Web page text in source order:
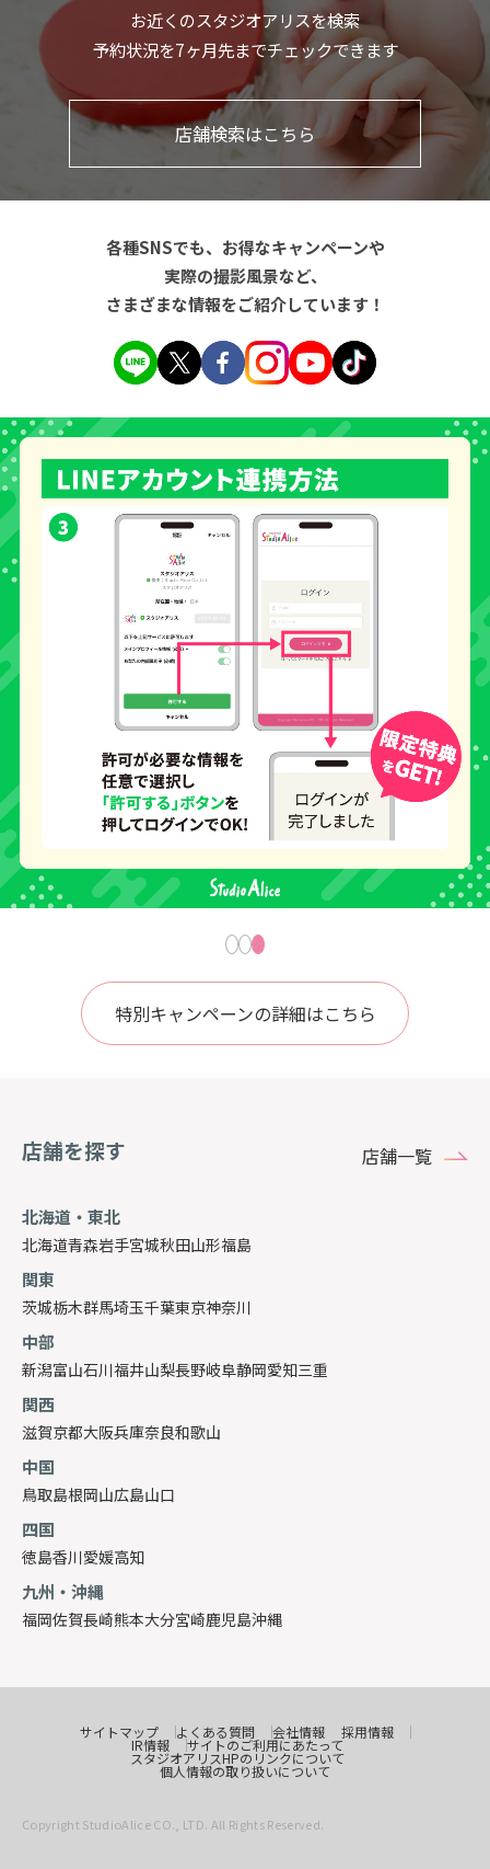
お近くのスタジオアリスを検索
予約状況を7ヶ月先までチェックできます
店舗検索はこちら
各種SNSでも、お得なキャンペーンや
実際の撮影風景など、
さまざまな情報をご紹介しています！
特別キャンペーンの詳細はこちら
店舗を探す 店舗一覧
北海道・東北
北海道青森岩手宮城秋田山形福島
関東
茨城栃木群馬埼玉千葉東京神奈川
中部
新潟富山石川福井山梨長野岐阜静岡愛知三重
関西
滋賀京都大阪兵庫奈良和歌山
中国
鳥取島根岡山広島山口
四国
徳島香川愛媛高知
九州・沖縄
福岡佐賀長崎熊本大分宮崎鹿児島沖縄
サイトマップ よくある質問 会社情報 採用情報
IR情報 サイトのご利用にあたって
スタジオアリスHPのリンクについて
個人情報の取り扱いについて
Copyright StudioAlice CO., LTD. All Rights Reserved.